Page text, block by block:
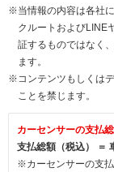
※当情報の内容は各社
クルートおよびLINE
証するものではなく
ます。
※コンテンツもしくは
ことを禁じます。
カーセンサーの支払
支払総額（税込） ＝
※カーセンサーの支